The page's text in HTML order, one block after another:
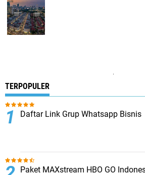
TERPOPULER
Daftar Link Grup Whatsapp Bisnis
Paket MAXstream HBO GO